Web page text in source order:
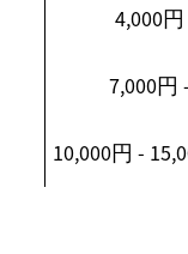
4,000
7,000円
10,000円 -